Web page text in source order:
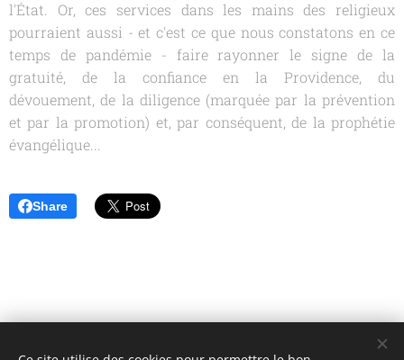
l'État. Or, ces services dans les mains des religieux
pourraient aussi - et c'est ce que nous constatons en ce
temps de pandémie - faire rayonner le signe de la
gratuité, de la confiance en la Providence, du
dévouement, de la diligence (marquée par la prévention
et par la promotion) et, par conséquent, de la prophétie
évangélique...
Share